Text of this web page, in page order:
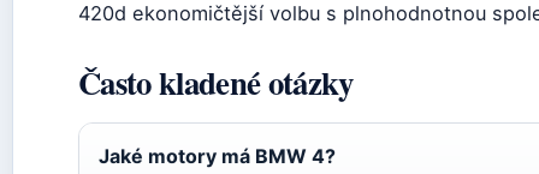
420d ekonomičtější volbu s plnohodnotnou
Často kladené otázky
Jaké motory má BMW 4?